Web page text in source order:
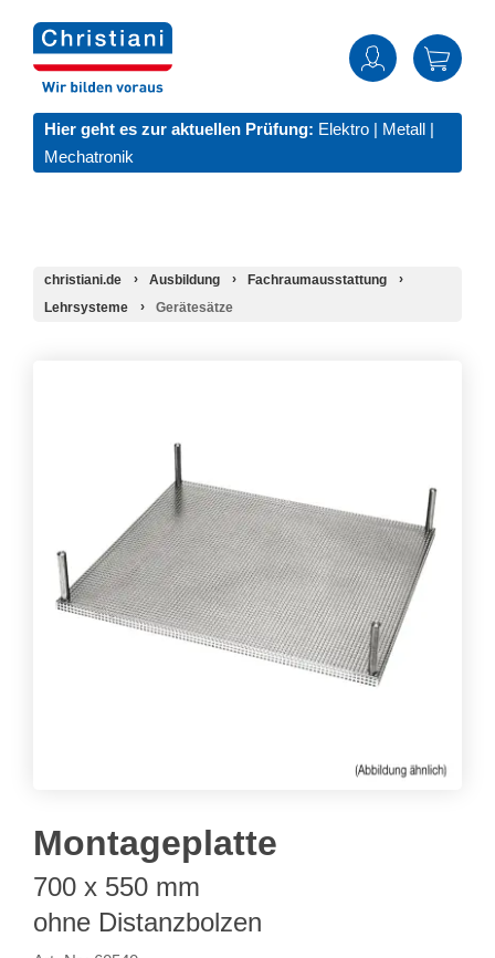
Hier geht es zur aktuellen Prüfung: Elektro | Metall |
Mechatronik
christiani.de Ausbildung
Fachraumausstattung
Lehrsysteme
Gerätesätze
Montageplatte
700 x 550 mm
ohne Distanzbolzen